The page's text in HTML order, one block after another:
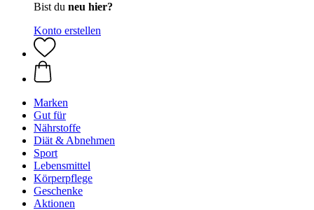
Bist du neu hier?
Konto erstellen
Marken
Gut für
Nährstoffe
Diät & Abnehmen
Sport
Lebensmittel
Körperpflege
Geschenke
Aktionen